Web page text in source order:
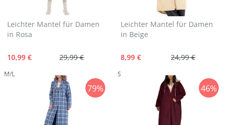
Leichter Mantel für Damen
in Rosa
29,99 €
10,99 €
M/L
Leichter Mantel für Damen
in Beige
24,99 €
8,99 €
S
79% 46%